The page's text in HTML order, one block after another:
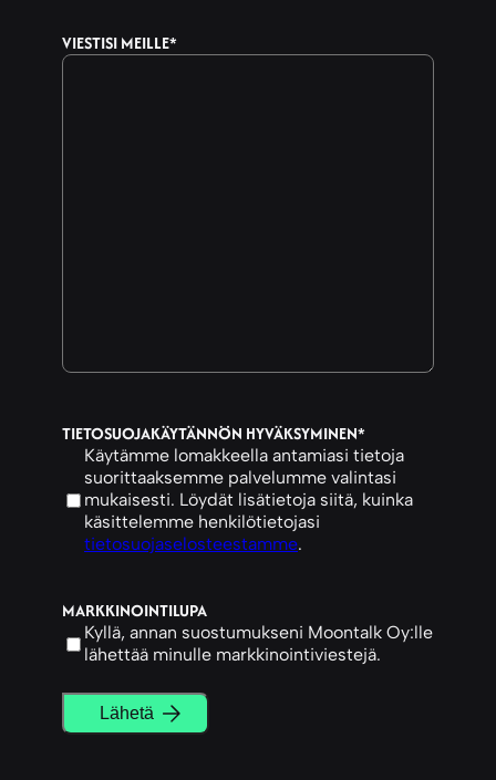
VIESTISI MEILLE*
TIETOSUOJAKÄYTÄNNÖN HYVÄKSYMINEN*
Käytämme lomakkeella antamiasi tietoja
suorittaaksemme palvelumme valintasi
mukaisesti. Löydät lisätietoja siitä, kuinka
käsittelemme henkilötietojasi
tietosuojaselosteestamme.
MARKKINOINTILUPA
Kyllä, annan suostumukseni Moontalk Oy:lle
lähettää minulle markkinointiviestejä.
Lähetä